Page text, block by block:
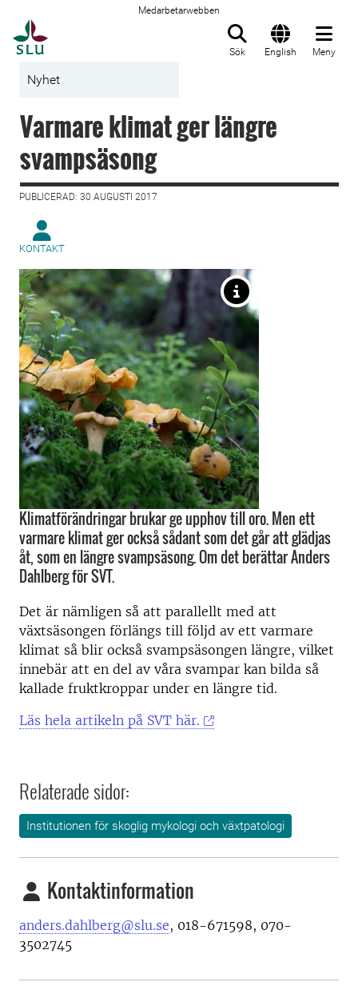
Medarbetarwebben
Sök English Meny
Nyhet
Varmare klimat ger längre
svampsäsong
PUBLICERAD: 30 AUGUSTI 2017
KONTAKT
Klimatförändringar brukar ge upphov till oro. Men ett
varmare klimat ger också sådant som det går att glädjas
åt, som en längre svampsäsong. Om det berättar Anders
Dahlberg för SVT.
Det är nämligen så att parallellt med att
växtsäsongen förlängs till följd av ett varmare
klimat så blir också svampsäsongen längre, vilket
innebär att en del av våra svampar kan bilda så
kallade fruktkroppar under en längre tid.
Läs hela artikeln på SVT här.
Relaterade sidor:
Institutionen för skoglig mykologi och växtpatologi
Kontaktinformation
anders.dahlberg@slu.se, 018-671598, 070-
3502745